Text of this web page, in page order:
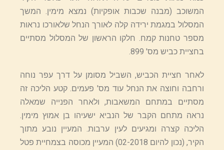
המשוכב (מבנה שכבות אופקיות) נמצא מימין. המשך
המסלול במגמת ירידה קלה לאורך הנחל שלאורכו נראות
מספר טחנות קמח. חלקו הראשון של המסלול מסתיים
בחציית כביש מס' 899.
לאחר חציית הכביש, השביל מסומן על דרך עפר נוחה
ורחבה וחוצה את הנחל עוד מס' פעמים. קטע הליכה זה
מסתיים במתחם המשאבות, ולאחר הפנייה שמאלה
נראה מתחם הקבר של הנביא ישעיהו בן אמוץ מימין.
הליכה קצרה ומגיעים לעין ערבות. המעיין נובע מתוך
הקיר, (נכון להיום 02-2018) המעיין מכוסה בצמחיית פטל